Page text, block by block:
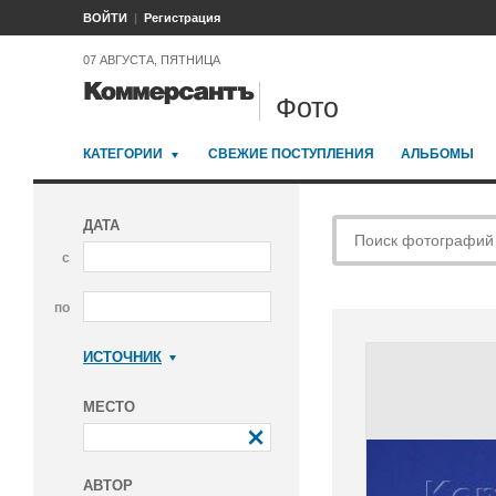
ВОЙТИ Регистрация
07 АВГУСТА, ПЯТНИЦА
Фото
КАТЕГОРИИ СВЕЖИЕ ПОСТУПЛЕНИЯ АЛЬБОМЫ
ДАТА
с
по
ИСТОЧНИК
МЕСТО
АВТОР